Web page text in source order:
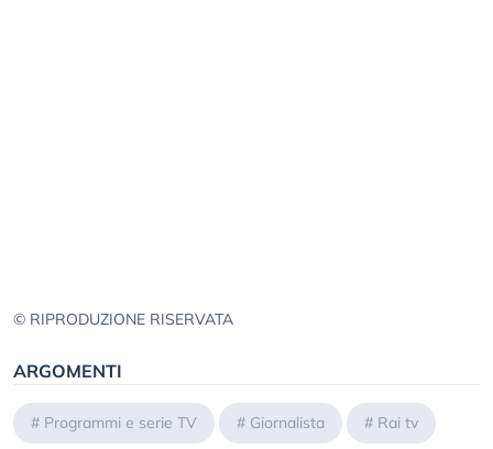
© RIPRODUZIONE RISERVATA
ARGOMENTI
# Programmi e serie TV # Giornalista # Rai tv